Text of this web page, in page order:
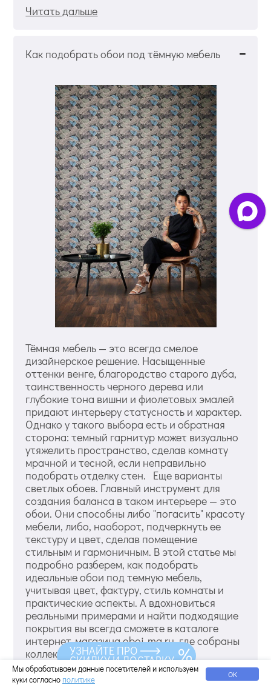
Читать дальше
Как подобрать обои под тёмную мебель
Тёмная мебель — это всегда смелое
дизайнерское решение. Насыщенные
оттенки венге, благородство старого дуба,
таинственность черного дерева или
глубокие тона вишни и фиолетовых эмалей
придают интерьеру статусность и характер.
Однако у такого выбора есть и обратная
сторона: темный гарнитур может визуально
утяжелить пространство, сделав комнату
мрачной и тесной, если неправильно
подобрать отделку стен. Еще варианты
светлых обоев. Главный инструмент для
создания баланса в таком интерьере — это
обои. Они способны либо "погасить" красоту
мебели, либо, наоборот, подчеркнуть ее
текстуру и цвет, сделав помещение
стильным и гармоничным. В этой статье мы
подробно разберем, как подобрать
идеальные обои под темную мебель,
учитывая цвет, фактуру, стиль комнаты и
практические аспекты. А вдохновиться
реальными примерами и найти подходящие
покрытия вы всегда сможете в каталоге
интернет-магазина oboi-ma.ru, где собраны
коллекции от лучших мировых
производителей. ...
Мы обрабатываем данные посетителей и используем
куки согласно политике ОК
УЗНАЙТЕ ПРО
СКИДКУ И ДОСТАВКУ